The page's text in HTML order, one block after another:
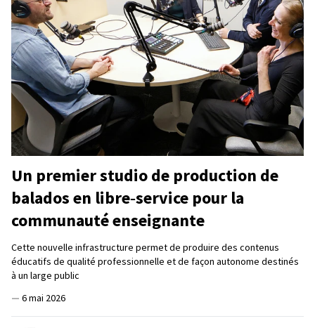
Un premier studio de production de
balados en libre‑service pour la
communauté enseignante
Cette nouvelle infrastructure permet de produire des contenus
éducatifs de qualité professionnelle et de façon autonome destinés
à un large public
— 6 mai 2026